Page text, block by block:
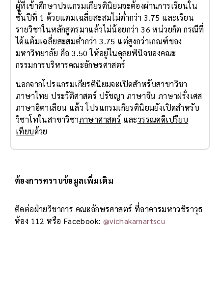
ผู้ที่เข้าศึกษาปรแกรมเกียรตินิยมจะต้องผ่านการเรียนใน
ชั้นปีที่ 1 ด้วยแตมเฉลี่ยสะสมไม่ต่ำกว่า 3.75 และเรียน
รายวิชาในหลักสูตรมาแล้วไม่น้อยกว่า 36 หน่วยกิต กรณีที่
ได้แต้มเฉลี่ยสะสมต่ำกว่า 3.75 แต่สูงกว่าเกณฑ์ของ
มหาวิทยาลัย คือ 3.50 ให้อยู่ในดุลยพินิจของคณะ
กรรมการบริหารคณะอักษรศาสตร์
นอกจากโปรแกรมเกียรตินิยมจะเปิดสำหรับสาขาวิชา
ภาษาไทย ประวัติศาสตร์ ปรัชญา ภาษาจีน ภาษาฝรั่งเศส
ภาษาอิตาเลียน แล้ว โปรแกรมเกียรตินิยมยังเปิดสำหรับ
วิชาโทในสาขาวิชาภาษาศาสตร์ และวรรณคดีเปรียบ
เทียบด้วย
ต้องการทราบข้อมูลเพิ่มเติม
ติดต่อฝ่ายวิชาการ คณะอักษรศาสตร์ ที่อาคารมหาวชิราวุธ
ห้อง 112 หรือ Facebook: @vichakarnartscu